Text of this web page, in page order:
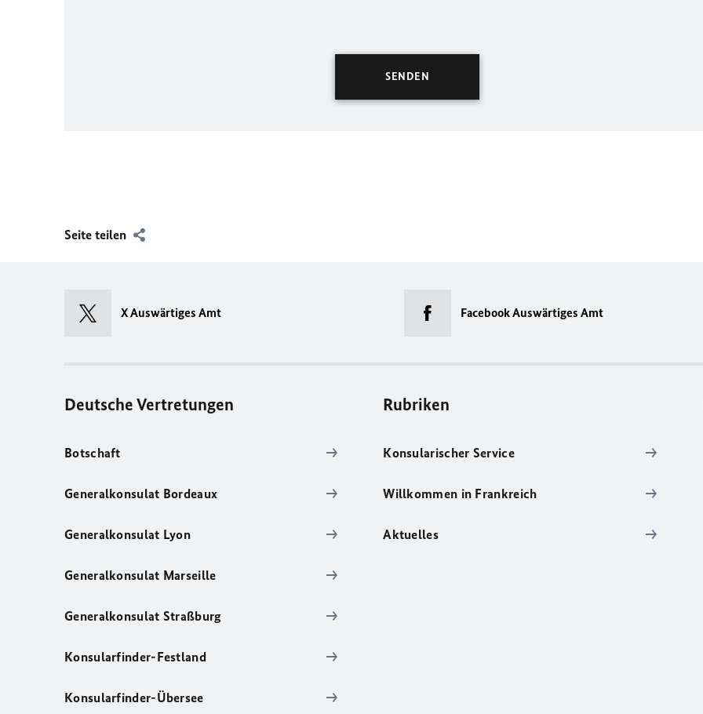
Seite teilen
X Auswärtiges Amt Facebook Auswärtiges Amt
Deutsche Vertretungen
Botschaft
Generalkonsulat Bordeaux
Generalkonsulat Lyon
Generalkonsulat Marseille
Generalkonsulat Straßburg
Konsularfinder-Festland
Konsularfinder-Übersee
Rubriken
Konsularischer Service
Willkommen in Frankreich
Aktuelles